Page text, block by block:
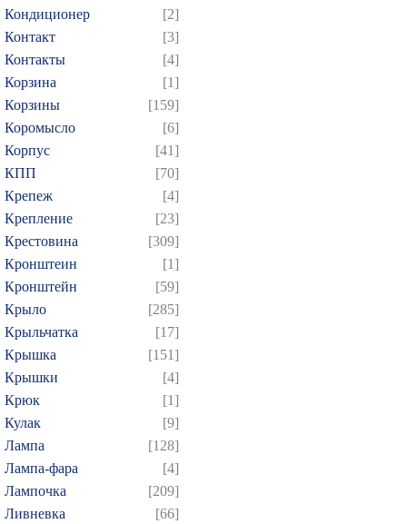
Кондиционер
[2]
Контакт
[3]
Контакты
[4]
Корзина
[1]
Корзины
[159]
Коромысло
[6]
Корпус
[41]
КПП
[70]
Крепеж
[4]
Крепление
[23]
Крестовина
[309]
Кронштеин
[1]
Кронштейн
[59]
Крыло
[285]
Крыльчатка
[17]
Крышка
[151]
Крышки
[4]
Крюк
[1]
Кулак
[9]
Лампа
[128]
Лампа-фара
[4]
Лампочка
[209]
Ливневка
[66]